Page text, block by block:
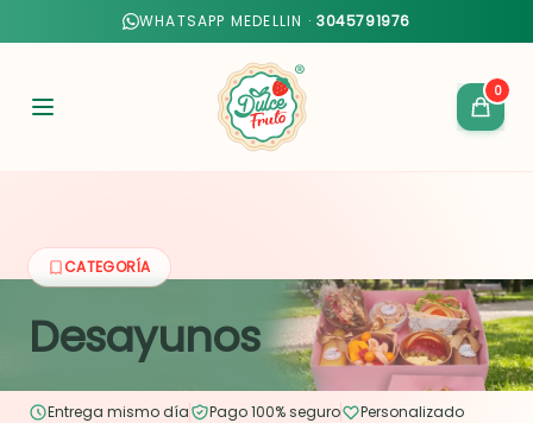
WHATSAPP MEDELLIN · 3045791976
0
CATEGORÍA
Desayunos
Entrega mismo día Pago 100% seguro Personalizado